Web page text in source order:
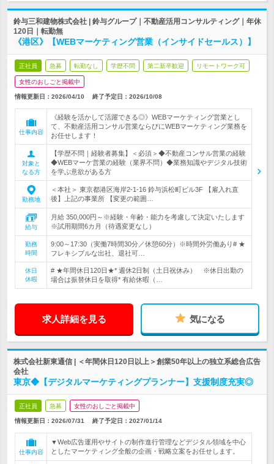
鈴与三和建物株式会社 | 鈴与グループ｜不動産活用コンサルティング｜年休
120日｜転勤無
《港区》【WEBマーケティング営業（インサイドセールス）】
正社員 急募 転勤なし 学歴不問 第二新卒歓迎 リモートワーク可
女性のおしごと掲載中
情報更新日：2026/04/10 終了予定日： 2026/10/08
仕事内容
《経験を活かして活躍できる◎》WEBマーケティング営業とし
て、不動産活用コンサル営業ならびにWEBマーケティング業務を
お任せします！
対象と
なる方
【学歴不問｜経験者募集】＜必須＞◆不動産コンサル営業の経験
◆WEBマーケ営業の経験（業界不問）◆業務知識やデジタル技術
を学ぶ意欲がある方
勤務地
＜本社＞ 東京都港区海岸2-1-16 鈴与浜松町ビル3F 【雇入れ直
後】上記の事業所 【変更の範囲…
給与
月給 350,000円～※経験・年齢・能力を考慮して決定いたします
※試用期間6カ月（待遇変更なし）
勤務
時間
9:00～17:30（実働7時間30分／休憩60分）※時間外労働あり# ★
フレキシブルな出社、退社可…
休日
休暇
# ★年間休日120日★* 週休2日制（土日祝休み） ※休日出勤の
場合は振替休日を取得* 有給休暇（…
求人詳細を見る 気になる
株式会社新東通信 | ＜年間休日120日以上＞創業50年以上の独立系総合広告
会社
東京◆【デジタルマーケティングプランナー】支援制度充実◎
正社員 急募 女性のおしごと掲載中
情報更新日：2026/07/31 終了予定日： 2027/01/14
仕事内容
▼Web広告運用やサイトの制作進行管理などデジタル領域を中心
としたマーケティング全般の企画・戦略立案をお任せします。